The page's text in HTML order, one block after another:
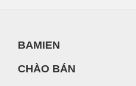
BAMIEN
CHÀO BÁN